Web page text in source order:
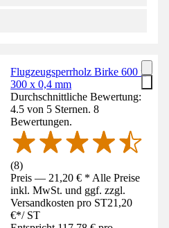
Flugzeugsperrholz Birke 600 x
300 x 0,4 mm
Durchschnittliche Bewertung:
4.5 von 5 Sternen. 8
Bewertungen.
(8)
Preis — 21,20 € * Alle Preise
inkl. MwSt. und ggf. zzgl.
Versandkosten pro ST21,20
€*/ ST